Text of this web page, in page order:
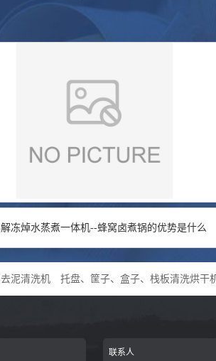
冻焯水蒸煮一体机--蜂窝卤煮锅的优势是什么
泥清洗机 托盘、筐子、盒子、栈板清洗烘干